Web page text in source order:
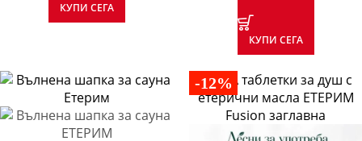
КУПИ СЕГА
КУПИ СЕГА
-12%